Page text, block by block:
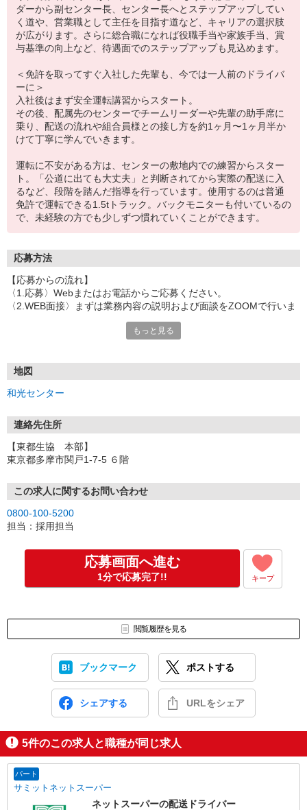
ダーから副センター長、センター長へとステップアップしてい
く道や、営業職として主任を目指す道など、キャリアの選択肢
が広がります。さらに総合職になれば役職手当や家族手当、賞
与基準の向上など、待遇面でのステップアップも見込めます。
＜免許を取ってすぐ入社した先輩も、今では一人前のドライバ
ーに＞
入社後はまず安全運転講習からスタート。
その後、配属先のセンターでチームリーダーや先輩の助手席に
乗り、配送の流れや組合員様との接し方を約1ヶ月〜1ヶ月半か
けて丁寧に学んでいきます。
運転に不安がある方は、センターの敷地内での練習からスター
ト。「公道に出ても大丈夫」と判断されてから実際の配送に入
るなど、段階を踏んだ指導を行っています。使用するのは普通
免許で運転できる1.5tトラック。バックモニターも付いているの
で、未経験の方でも少しずつ慣れていくことができます。
応募方法
【応募からの流れ】
〈1.応募〉Webまたはお電話からご応募ください。
〈2.WEB面接〉まずは業務内容の説明および面談をZOOMで行いま
〈3.職場見学〉実際の職場を見学し、トラックの試乗をして頂きま
す。
＜入社後の流れ＞
就業規則説明、東都生協理念、安全運転講習など行います。
・配属先センター
先輩スタッフに付いて、同乗研修及び引継ぎ開始です。
びます。
個人差はありますが、目安として4〜5週間程度で独り立ちとなりま
す。
もっと見る
地図
和光センター
連絡先住所
【東都生協 本部】
東京都多摩市関戸1-7-5 ６階
この求人に関するお問い合わせ
0800-100-5200
担当：採用担当
応募画面へ進む
1分で応募完了!! キープ
閲覧履歴を見る
ブックマーク ポストする
シェアする URLをシェア
5件のこの求人と職種が同じ求人
パート
サミットネットスーパー
ネットスーパーの配送ドライバー